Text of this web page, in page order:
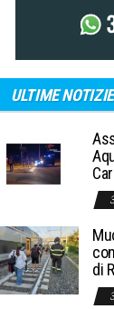
ULTIME NOTIZIE
di